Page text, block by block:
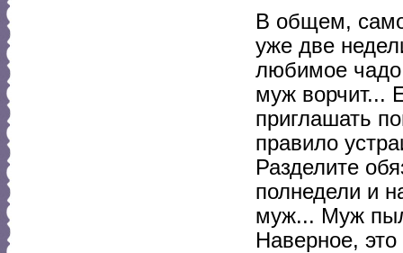
В общем,
уже две
любимое
муж ворчит...
приглашать
правило
Разделите
полнедели и
муж... Муж
Наверное,